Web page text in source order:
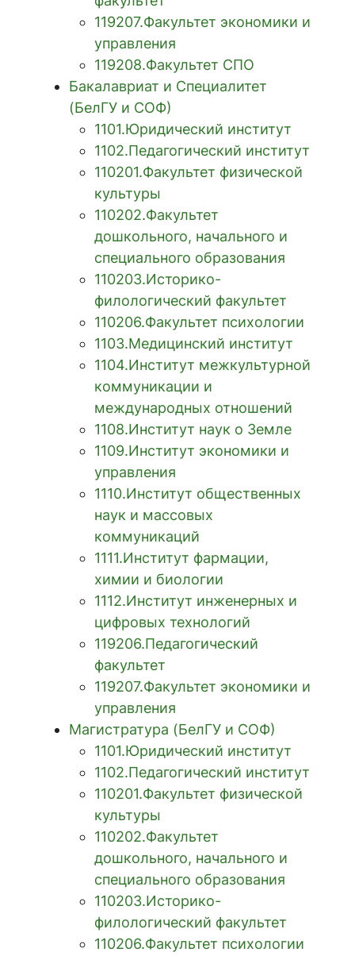
119207.Факультет экономики и
управления
119208.Факультет СПО
Бакалавриат и Специалитет
(БелГУ и СОФ)
1101.Юридический институт
1102.Педагогический институт
110201.Факультет физической
культуры
110202.Факультет
дошкольного, начального и
специального образования
110203.Историко-
филологический факультет
110206.Факультет психологии
1103.Медицинский институт
1104.Институт межкультурной
коммуникации и
международных отношений
1108.Институт наук о Земле
1109.Институт экономики и
управления
1110.Институт общественных
наук и массовых
коммуникаций
1111.Институт фармации,
химии и биологии
1112.Институт инженерных и
цифровых технологий
119206.Педагогический
факультет
119207.Факультет экономики и
управления
Магистратура (БелГУ и СОФ)
1101.Юридический институт
1102.Педагогический институт
110201.Факультет физической
культуры
110202.Факультет
дошкольного, начального и
специального образования
110203.Историко-
филологический факультет
110206.Факультет психологии